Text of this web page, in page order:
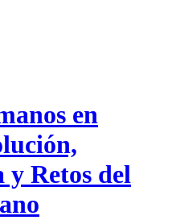
en
y Retos del